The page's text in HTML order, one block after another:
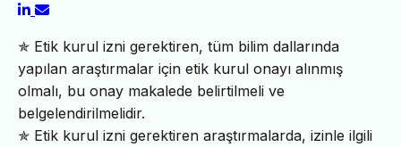
✯ Etik kurul izni gerektiren, tüm bilim dallarında
yapılan araştırmalar için etik kurul onayı alınmış
olmalı, bu onay makalede belirtilmeli ve
belgelendirilmelidir.
✯ Etik kurul izni gerektiren araştırmalarda, izinle ilgili